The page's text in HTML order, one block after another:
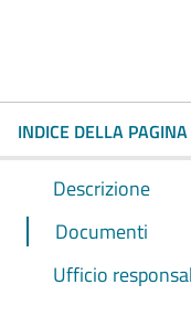
INDICE DELLA PAGINA
Descrizione
Documenti
Ufficio